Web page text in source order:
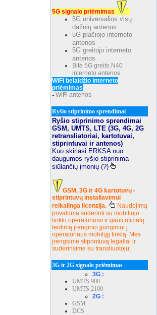
5G signalo priėmimas
5G universalios visų
dažnių antenos
5G plačiojo interneto
antenos
5G greitojo interneto
antenos
Bitė 5G greito N40
interneto antenos
WiFi belaidžio interneto
priėmimas
● WiFi antenos
Ryšio stiprinimo sprendimai
Ryšio stiprinimo sprendimai
GSM, UMTS, LTE (3G, 4G, 2G
retransliatoriai, kartotuvai,
stiprintuvai ir antenos)
Kuo skiriasi ERKSA nuo
daugumos ryšio stiprinimą
siūlančių įmonių (?)
GSM, 3G ir 4G kartotuvų -
stiprintuvų instaliavimui
reikalinga licenzija.
Naudojimą
privaloma suderinti su mobiliojo
tinklo operatoriumi ir gauti oficialų
leidimą įrenginio įjungimui į
operatoriaus mobilųjį tinklą. Mes
įrengsime stiprintuvą legaliai ir
suderinsime su transliuotoju.
3G ir 2G signalo priėmimas
3G :
UMTS 900
UMTS 2100
2G :
GSM
DCS